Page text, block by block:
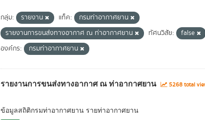
กลุ่ม: รายงาน แท็ค:
กรมท่าอากาศยาน
รายงานการขนส่งทางอากาศ ณ ท่าอากาศยาน
ทัศนวิสัย: false
องค์กร:
กรมท่าอากาศยาน
รายงานการขนส่งทางอากาศ ณ ท่าอากาศยาน 5268 total
ข้อมูลสถิติกรมท่าอากาศยาน รายท่าอากาศยาน